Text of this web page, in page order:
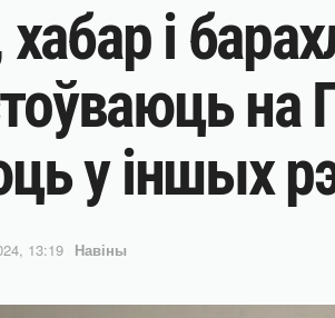
і
у іншых
13:19 Навіны